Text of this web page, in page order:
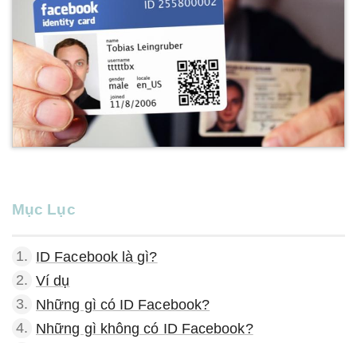
Mục Lục
1. ID Facebook là gì?
2. Ví dụ
3. Những gì có ID Facebook?
4. Những gì không có ID Facebook?